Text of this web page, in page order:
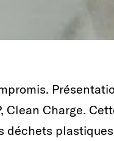
Clean Charge.
déchets